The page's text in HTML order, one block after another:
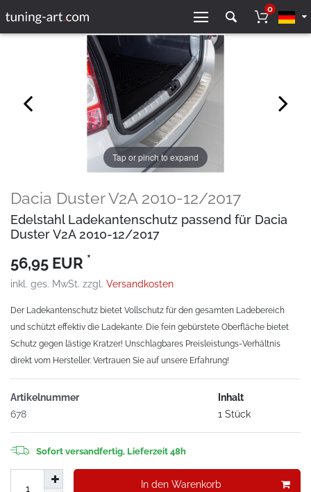
0
Tap or pinch to expand
Dacia Duster V2A 2010-12/2017
Edelstahl Ladekantenschutz passend für Dacia
Duster V2A 2010-12/2017
56,95 EUR *
inkl. ges. MwSt. zzgl. Versandkosten
Der Ladekantenschutz bietet Vollschutz für den gesamten Ladebereich
und schützt effektiv die Ladekante. Die fein gebürstete Oberfläche bietet
Schutz gegen lästige Kratzer! Unschlagbares Preisleistungs-Verhältnis
direkt vom Hersteller. Vertrauen Sie auf unsere Erfahrung!
Artikelnummer
678
Inhalt
1 Stück
Sofort versandfertig, Lieferzeit 48h
In den Warenkorb